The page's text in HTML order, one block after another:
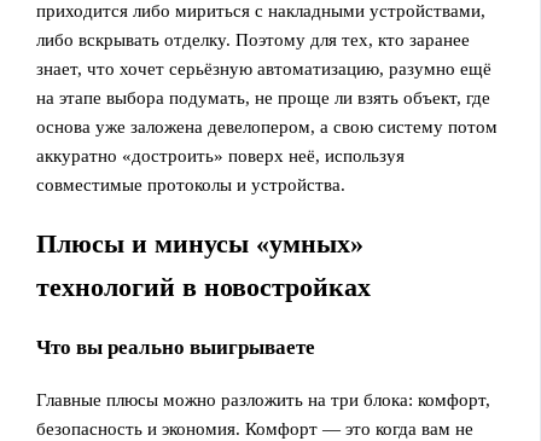
приходится либо мириться с накладными устройствами,
либо вскрывать отделку. Поэтому для тех, кто заранее
знает, что хочет серьёзную автоматизацию, разумно ещё
на этапе выбора подумать, не проще ли взять объект, где
основа уже заложена девелопером, а свою систему потом
аккуратно «достроить» поверх неё, используя
совместимые протоколы и устройства.
Плюсы и минусы «умных»
технологий в новостройках
Что вы реально выигрываете
Главные плюсы можно разложить на три блока: комфорт,
безопасность и экономия. Комфорт — это когда вам не